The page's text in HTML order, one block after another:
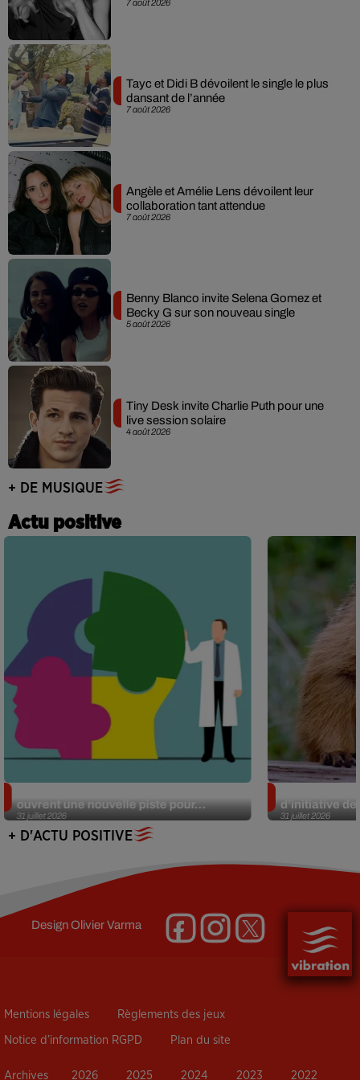
7 août 2026
7 août 2026
Tayc et Didi B dévoilent le single le plus
dansant de l’année
7 août 2026
Angèle et Amélie Lens dévoilent leur
collaboration tant attendue
5 août 2026
Benny Blanco invite Selena Gomez et
Becky G sur son nouveau single
4 août 2026
Tiny Desk invite Charlie Puth pour une
live session solaire
+ DE MUSIQUE
Actu positive
31 juillet 2026
ouvrent une nouvelle piste pour...
31 juillet 2026
d’initiative
+ D'ACTU POSITIVE
DesignOlivier Varma
Mentions légales Règlements des jeux
Notice d’information RGPD Plan du site
Archives 2026 2025 2024 2023 2022